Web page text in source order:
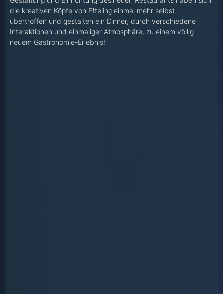
die kreativen Köpfe von Efteling einmal mehr selbst
übertroffen und gestalten ein Dinner, durch verschiedene
Interaktionen und einmaliger Atmosphäre, zu einem völlig
neuem Gastronomie-Erlebnis!